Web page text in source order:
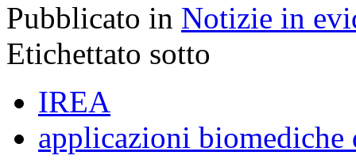
Pubblicato in Notizie in
Etichettato sotto
IREA
applicazioni